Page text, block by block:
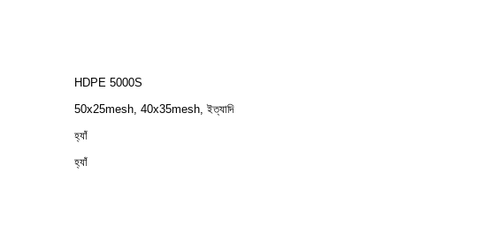
HDPE 5000S
50x25mesh, 40x35mesh, ইত্যাদি
হ্যাঁ
হ্যাঁ